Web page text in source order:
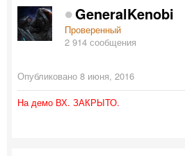
GeneralKenobi
Проверенный
2 914 сообщения
Опубликовано 8 июня, 2016
На демо ВХ. ЗАКРЫТО.